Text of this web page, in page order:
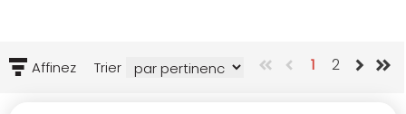
Affinez Trier 1 2